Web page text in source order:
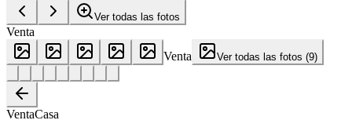
Ver todas las fotos
Venta
Venta
Ver todas las fotos (9)
VentaCasa